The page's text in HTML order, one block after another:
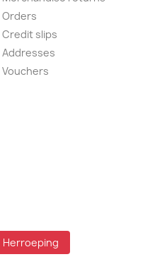
Orders
Credit slips
Addresses
Vouchers
Herroeping